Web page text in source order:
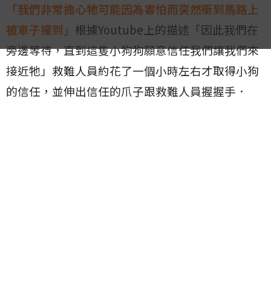
「我們非常擔心牠可能因為害怕而突然衝到馬路上
被車子撞到」 根據Youtube上的描述「因此我們在
旁邊等待，直到這隻小狗狗願意信任我們讓我們來
接近牠」救難人員約花了一個小時左右才取得小狗
的信任，並伸出信任的爪子跟救難人員握握手．